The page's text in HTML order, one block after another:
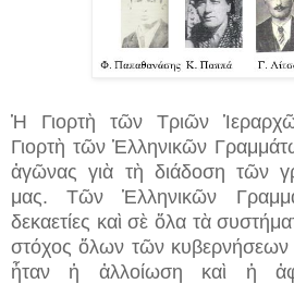
Ἡ Γιορτὴ τῶν Τριῶν
Γιορτὴ τῶν Ἑλληνικῶν
ἀγῶνας γιὰ τὴ διάδοση τῶν
μας. Τῶν Ἑλληνικῶν
δεκαετίες καὶ σὲ ὄλα τὰ
στόχος ὅλων τῶν κυβερνήσεων
ἦταν ἡ ἀλλοίωση καὶ ἡ